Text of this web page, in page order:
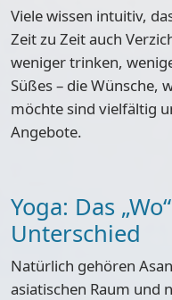
Viele wissen intuitiv,
Zeit zu Zeit auch
weniger trinken,
Süßes – die Wünsche,
möchte sind vielfältig
Angebote.
Yoga: Das
Unterschied
Natürlich gehören
asiatischen Raum und